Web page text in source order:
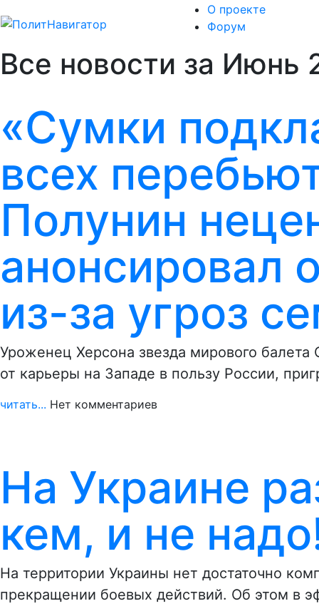
О проекте
Форум
Все новости за Июнь
«Сумки
всех
Полунин
анонсировал
из-за угроз
Уроженец Херсона звезда мирового
от карьеры на Западе в пользу России,
читать... Нет комментариев
На Украине
кем, и не
На территории Украины нет достаточно
прекращении боевых действий. Об этом в